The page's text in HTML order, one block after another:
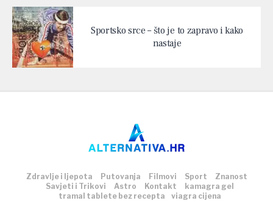
Sportsko srce – što je to zapravo i kako
nastaje
Zdravlje i ljepota Putovanja Filmovi Sport
Znanost
Savjeti i Trikovi
Astro Kontakt
kamagra gel
tramal tablete bez recepta
viagra cijena